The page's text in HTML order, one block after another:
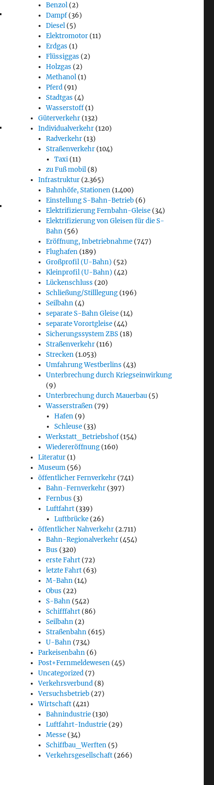
Benzol (2)
Dampf(36)
Diesel (5)
Elektromotor (11)
Erdgas (1)
Flüssiggas (2)
Holzgas (2)
Methanol (1)
Pferd (91)
Stadtgas (4)
Wasserstoff(1)
Güterverkehr (132)
Individualverkehr (120)
Radverkehr (13)
Straßenverkehr (104)
Taxi(11)
zu Fuß mobil (8)
Infrastruktur (2.365)
Bahnhöfe, Stationen (1.400)
Einstellung S-Bahn-Betrieb (6)
Elektrifizierung Fernbahn-Gleise (34)
Elektrifizierung von Gleisen für die S-
Bahn (56)
Eröffnung, Inbetriebnahme (747)
Flughafen (189)
Großprofil (U-Bahn) (52)
Kleinprofil (U-Bahn) (42)
Lückenschluss (20)
Schließung/Stilllegung (196)
Seilbahn (4)
separate S-Bahn Gleise (14)
separate Vorortgleise (44)
Sicherungssystem ZBS (18)
Straßenverkehr (116)
Strecken (1.053)
Umfahrung Westberlins (43)
Unterbrechung durch Kriegseinwirkung
(9)
Unterbrechung durch Mauerbau (5)
Wasserstraßen (79)
Hafen(9)
Schleuse(33)
Werkstatt_Betriebshof(154)
Wiedereröffnung (160)
Literatur (1)
Museum (56)
öffentlicher Fernverkehr (741)
Bahn-Fernverkehr (397)
Fernbus (3)
Luftfahrt (339)
Luftbrücke(26)
öffentlicher Nahverkehr (2.711)
Bahn-Regionalverkehr (454)
Bus (320)
erste Fahrt (72)
letzte Fahrt (63)
M-Bahn (14)
Obus (22)
S-Bahn (542)
Schifffahrt (86)
Seilbahn (2)
Straßenbahn (615)
U-Bahn (734)
Parkeisenbahn (6)
Post+Fernmeldewesen (45)
Uncategorized (7)
Verkehrsverbund (8)
Versuchsbetrieb (27)
Wirtschaft (421)
Bahnindustrie (130)
Luftfahrt-Industrie (29)
Messe (34)
Schiffbau_Werften (5)
Verkehrsgesellschaft (266)